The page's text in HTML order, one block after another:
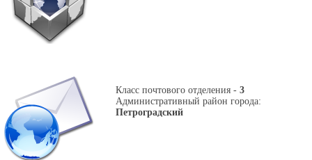
Класс почтового отделения - 3
Административный район города:
Петроградский